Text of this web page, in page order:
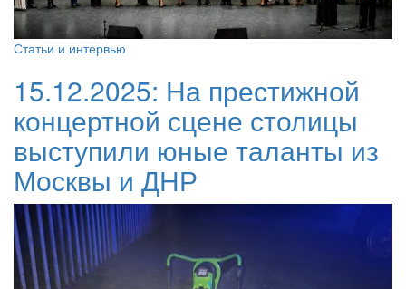
Статьи и интервью
15.12.2025: На престижной
концертной сцене столицы
выступили юные таланты из
Москвы и ДНР